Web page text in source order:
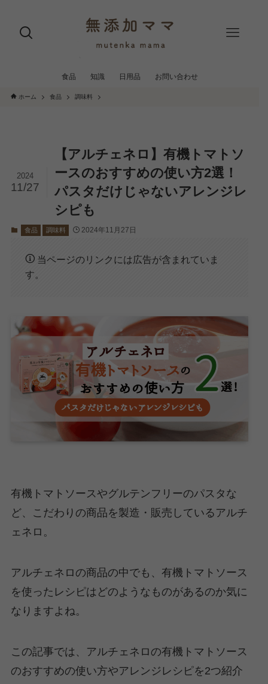
食品 知識 日用品 お問い合わせ
ホーム 食品 調味料
【アルチェネロ】有機トマトソ
ースのおすすめの使い方2選！
パスタだけじゃないアレンジレ
シピも
2024
11/27
食品 調味料 2024年11月27日
当ページのリンクには広告が含まれていま
す。
有機トマトソースやグルテンフリーのパスタな
ど、こだわりの商品を製造・販売しているアルチ
ェネロ。
アルチェネロの商品の中でも、有機トマトソース
を使ったレシピはどのようなものがあるのか気に
なりますよね。
この記事では、アルチェネロの有機トマトソース
のおすすめの使い方やアレンジレシピを2つ紹介